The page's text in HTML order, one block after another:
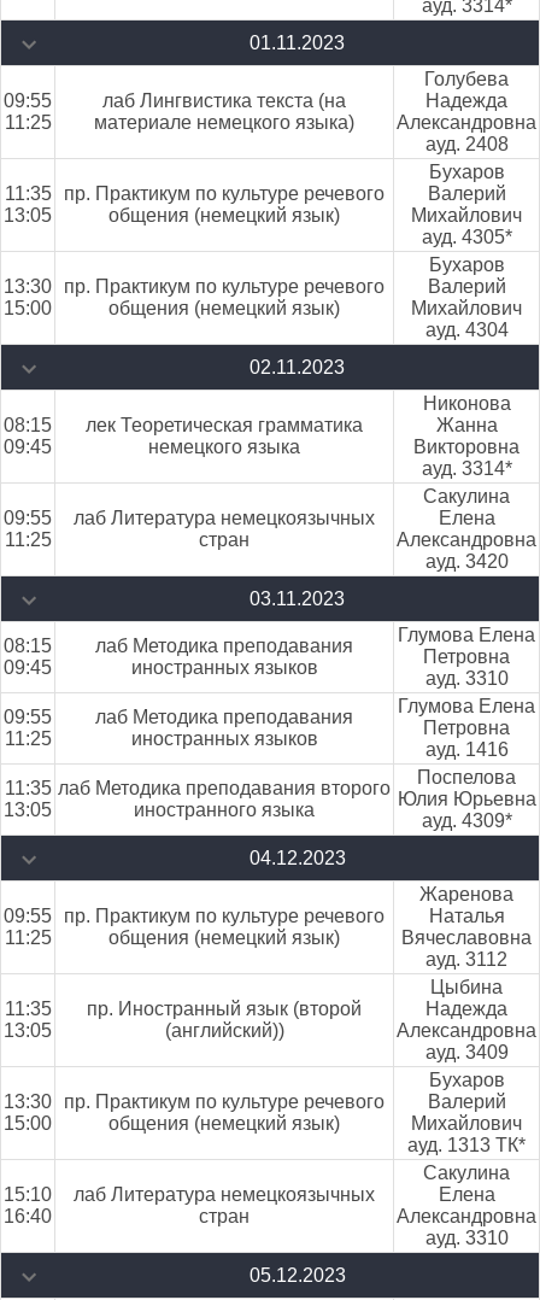
ауд. 3314*
01.11.2023
09:55
11:25
лаб Лингвистика текста (на
материале немецкого языка)
Голубева
Надежда
Александровна
ауд. 2408
11:35
13:05
пр. Практикум по культуре речевого
общения (немецкий язык)
Бухаров
Валерий
Михайлович
ауд. 4305*
13:30
15:00
пр. Практикум по культуре речевого
общения (немецкий язык)
Бухаров
Валерий
Михайлович
ауд. 4304
02.11.2023
08:15
09:45
лек Теоретическая грамматика
немецкого языка
Никонова
Жанна
Викторовна
ауд. 3314*
09:55
11:25
лаб Литература немецкоязычных
стран
Сакулина
Елена
Александровна
ауд. 3420
03.11.2023
08:15
09:45
лаб Методика преподавания
иностранных языков
Глумова Елена
Петровна
ауд. 3310
09:55
11:25
лаб Методика преподавания
иностранных языков
Глумова Елена
Петровна
ауд. 1416
11:35
13:05
лаб Методика преподавания второго
иностранного языка
Поспелова
Юлия Юрьевна
ауд. 4309*
04.12.2023
09:55
11:25
пр. Практикум по культуре речевого
общения (немецкий язык)
Жаренова
Наталья
Вячеславовна
ауд. 3112
11:35
13:05
пр. Иностранный язык (второй
(английский))
Цыбина
Надежда
Александровна
ауд. 3409
13:30
15:00
пр. Практикум по культуре речевого
общения (немецкий язык)
Бухаров
Валерий
Михайлович
ауд. 1313 ТК*
15:10
16:40
лаб Литература немецкоязычных
стран
Сакулина
Елена
Александровна
ауд. 3310
05.12.2023